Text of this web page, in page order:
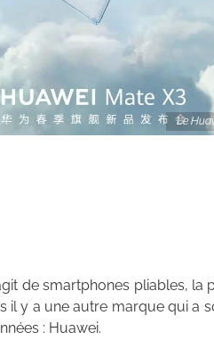
Le
de smartphones pliables,
il y a une autre marque qui a
: Huawei.